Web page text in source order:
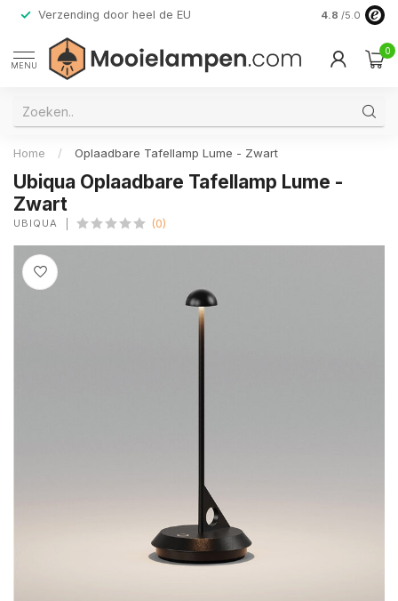
Verzending door heel de EU Alleen
4.8 /5.0
MENU
0
Home / Oplaadbare Tafellamp Lume - Zwart
Ubiqua Oplaadbare Tafellamp Lume -
Zwart
UBIQUA (0)